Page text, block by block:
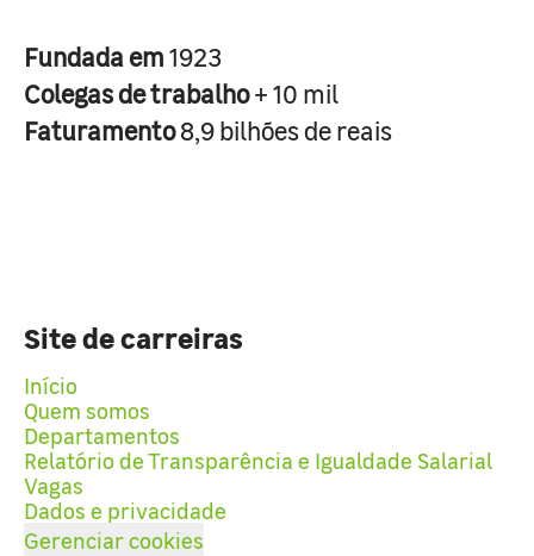
Fundada em1923
Colegas de trabalho+ 10 mil
Faturamento8,9 bilhões de reais
Site de carreiras
Início
Quem somos
Departamentos
Relatório de Transparência e Igualdade Salarial
Vagas
Dados e privacidade
Gerenciar cookies